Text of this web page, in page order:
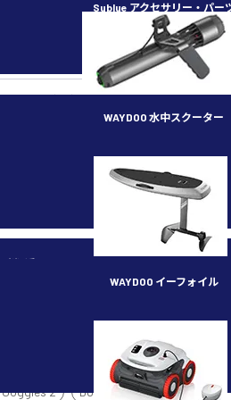
Sublue アクセサリー・パー
WAYDOO 水中スクーター
WAYDOO イーフォイル
最新ガジェット／その他
機種別
カメラドローン関連用品
Goggles 2
DJI RC リモートID